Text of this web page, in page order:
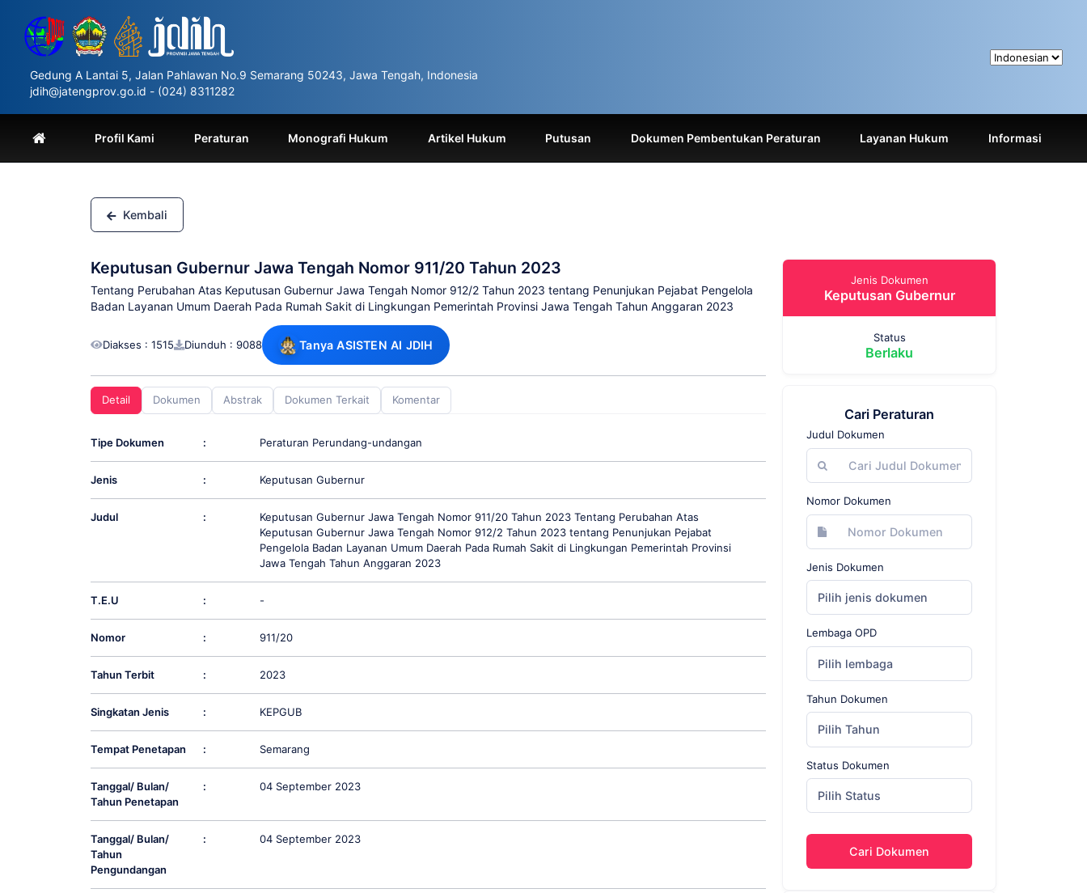
website
includes
accessibility
system.
Control-
F11
Gedung A Lantai 5, Jalan Pahlawan No.9 Semarang 50243, Jawa Tengah, Indonesia
jdih@jatengprov.go.id - (024) 8311282
Profil Kami Peraturan Monografi Hukum Artikel Hukum Putusan Dokumen Pembentukan Peraturan Layanan Hukum Informasi
Kembali
Keputusan Gubernur Jawa Tengah Nomor 911/20 Tahun 2023
Tentang Perubahan Atas Keputusan Gubernur Jawa Tengah Nomor 912/2 Tahun 2023 tentang Penunjukan Pejabat Pengelola
Badan Layanan Umum Daerah Pada Rumah Sakit di Lingkungan Pemerintah Provinsi Jawa Tengah Tahun Anggaran 2023
Diakses : 1515 Diunduh : 9088 Tanya ASISTEN AI JDIH
Detail Dokumen Abstrak Dokumen Terkait Komentar
Tipe Dokumen : Peraturan Perundang-undangan
Jenis : Keputusan Gubernur
Judul :
Keputusan Gubernur Jawa Tengah Nomor 911/20 Tahun 2023 Tentang Perubahan Atas
Keputusan Gubernur Jawa Tengah Nomor 912/2 Tahun 2023 tentang Penunjukan Pejabat
Pengelola Badan Layanan Umum Daerah Pada Rumah Sakit di Lingkungan Pemerintah Provinsi
Jawa Tengah Tahun Anggaran 2023
T.E.U : -
Nomor : 911/20
Tahun Terbit : 2023
Singkatan Jenis : KEPGUB
Tempat Penetapan : Semarang
Tanggal/ Bulan/
Tahun Penetapan
: 04 September 2023
Tanggal/ Bulan/
Tahun
Pengundangan
: 04 September 2023
Jenis Dokumen
Keputusan Gubernur
Status
Berlaku
Cari Peraturan
Judul Dokumen
Nomor Dokumen
Jenis Dokumen
Pilih jenis dokumen
Lembaga OPD
Pilih lembaga
Tahun Dokumen
Pilih Tahun
Status Dokumen
Pilih Status
Cari Dokumen